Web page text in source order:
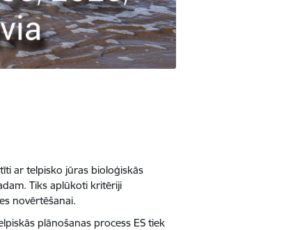
ar telpisko jūras bioloģiskās
Tiks aplūkoti kritēriji
novērtēšanai.
plānošanas process ES tiek